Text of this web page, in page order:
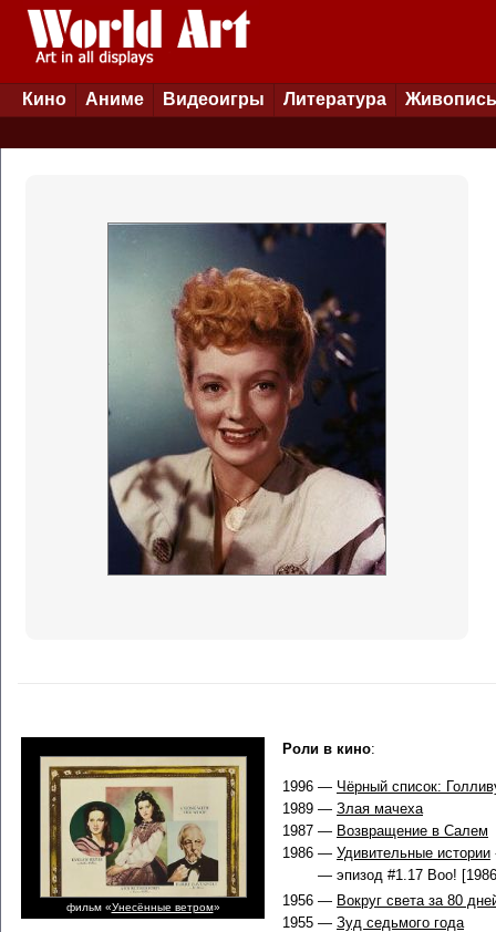
Кино Аниме Видеоигры Литература Живопись
фильм «Унесённые ветром»
Роли в кино:
1996 — Чёрный список:
1989 — Злая мачеха
1987 — Возвращение в Салем
1986 — Удивительные истории
— эпизод #1.17 Boo!
1956 — Вокруг света за 80
1955 — Зуд седьмого года